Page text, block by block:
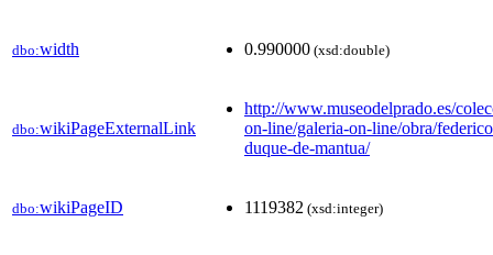
dbo:width 0.990000 (xsd:double)
dbo:wikiPageExternalLink
http://www.museodelprado.es/
on-line/galeria-on-line/obra/
duque-de-mantua/
dbo:wikiPageID 1119382 (xsd:integer)